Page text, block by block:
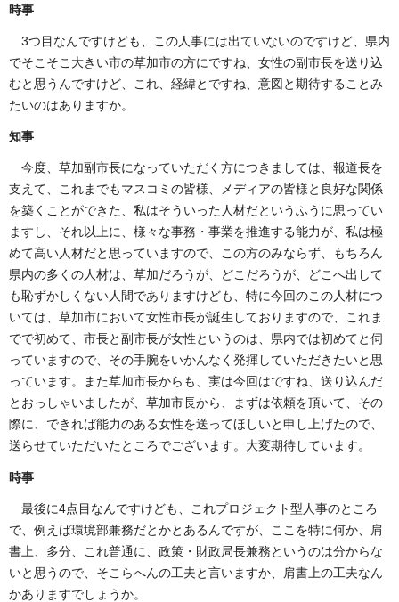
時事
3つ目なんですけども、この人事には出ていないのですけど、県内
でそこそこ大きい市の草加市の方にですね、女性の副市長を送り込
むと思うんですけど、これ、経緯とですね、意図と期待することみ
たいのはありますか。
知事
今度、草加副市長になっていただく方につきましては、報道長を
支えて、これまでもマスコミの皆様、メディアの皆様と良好な関係
を築くことができた、私はそういった人材だというふうに思ってい
ますし、それ以上に、様々な事務・事業を推進する能力が、私は極
めて高い人材だと思っていますので、この方のみならず、もちろん
県内の多くの人材は、草加だろうが、どこだろうが、どこへ出して
も恥ずかしくない人間でありますけども、特に今回のこの人材につ
いては、草加市において女性市長が誕生しておりますので、これま
でで初めて、市長と副市長が女性というのは、県内では初めてと伺
っていますので、その手腕をいかんなく発揮していただきたいと思
っています。また草加市長からも、実は今回はですね、送り込んだ
とおっしゃいましたが、草加市長から、まずは依頼を頂いて、その
際に、できれば能力のある女性を送ってほしいと申し上げたので、
送らせていただいたところでございます。大変期待しています。
時事
最後に4点目なんですけども、これプロジェクト型人事のところ
で、例えば環境部兼務だとかとあるんですが、ここを特に何か、肩
書上、多分、これ普通に、政策・財政局長兼務というのは分からな
いと思うので、そこらへんの工夫と言いますか、肩書上の工夫なん
かありますでしょうか。